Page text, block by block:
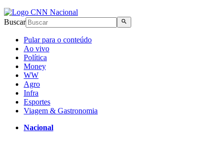
Buscar
Pular para o conteúdo
Ao vivo
Política
Money
WW
Agro
Infra
Esportes
Viagem & Gastronomia
Nacional